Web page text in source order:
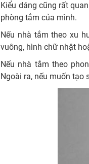
Kiểu dáng cũng rất
phòng tắm của mình.
Nếu nhà tắm theo xu
vuông, hình chữ nhật
Nếu nhà tắm theo
Ngoài ra, nếu muốn tạo